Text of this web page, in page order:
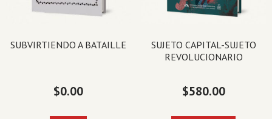
SUBVIRTIENDO A BATAILLE
$0.00
SUJETO CAPITAL-SUJETO
REVOLUCIONARIO
$580.00